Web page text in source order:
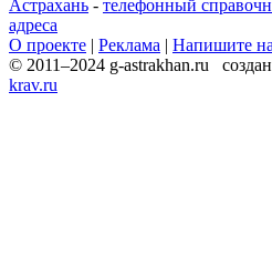
Астрахань - телефонный
адреса
О проекте | Реклама | Напишите
© 2011–2024 g-astrakhan.ru
krav.ru